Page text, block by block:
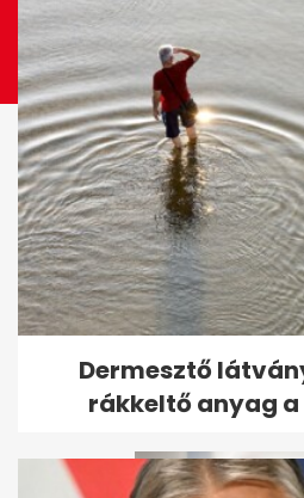
Dermesztő
rákkeltő anyag